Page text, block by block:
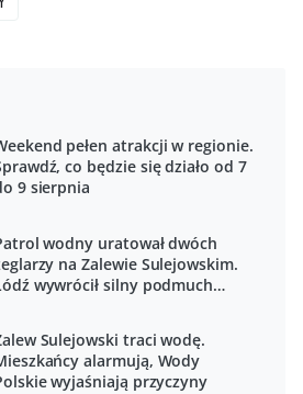
pełen atrakcji w regionie.
co będzie się działo od 7
9 sierpnia
wodny uratował dwóch
na Zalewie Sulejowskim.
wywrócił silny podmuch
Sulejowski traci wodę.
alarmują, Wody
wyjaśniają przyczyny